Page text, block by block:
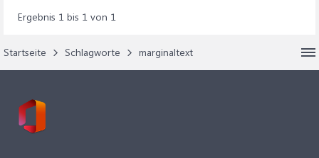
Ergebnis 1 bis 1 von 1
Startseite Schlagworte marginaltext